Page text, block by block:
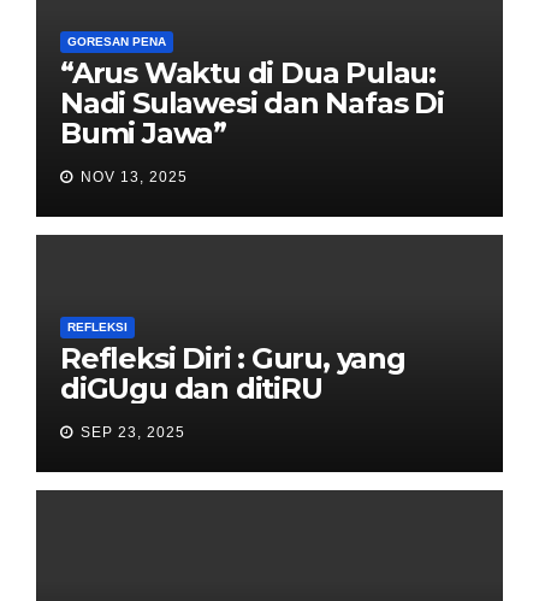
GORESAN PENA
“Arus Waktu di Dua Pulau:
Nadi Sulawesi dan Nafas Di
Bumi Jawa”
NOV 13, 2025
REFLEKSI
Refleksi Diri : Guru, yang
diGUgu dan ditiRU
SEP 23, 2025